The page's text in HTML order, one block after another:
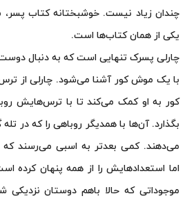
چندان زیاد نیست. خوشبختانه کتاب
یکی از همان کتاب‌ها است.
چارلی پسرک تنهایی است که به دنبال
با یک موش کور آشنا می‌شود. چارلی از
کور به او کمک می‌کند تا با ترس‌هایش
بگذارد. آن‌ها با همدیگر روباهی را که در
می‌دهند. کمی بعدتر به اسبی می‌رسند که
اما استعدادهایش را از همه پنهان کرده
موجوداتی که حالا باهم دوستان نزدیکی